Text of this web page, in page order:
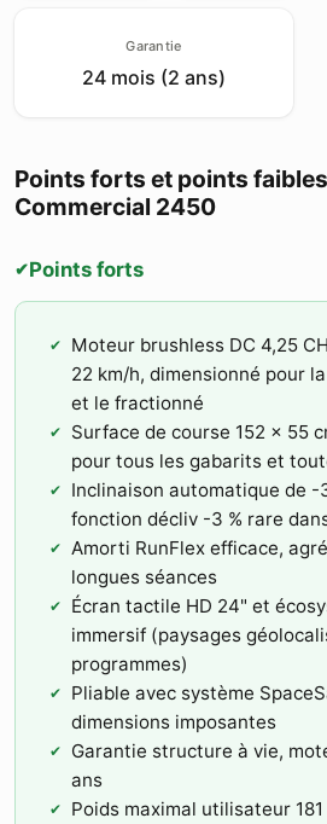
Garantie
24 mois (2 ans)
Points forts et points
Commercial 2450
✔Points forts
Moteur brushless DC 4,25
22 km/h, dimensionné pour
et le fractionné
Surface de course 152 × 55
pour tous les gabarits et
Inclinaison automatique de -
fonction décliv -3 % rare
Amorti RunFlex efficace,
longues séances
Écran tactile HD 24" et
immersif (paysages
programmes)
Pliable avec système
dimensions imposantes
Garantie structure à vie,
ans
Poids maximal utilisateur